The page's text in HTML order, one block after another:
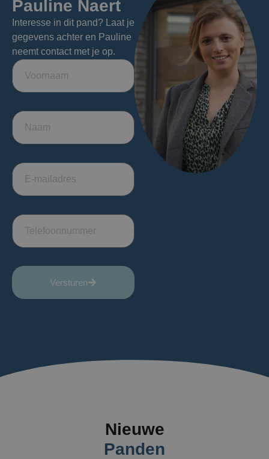
Pauline Naert
Interesse in dit pand? Laat je
gegevens achter en Pauline
neemt contact met je op.
Versturen
Nieuwe
Panden